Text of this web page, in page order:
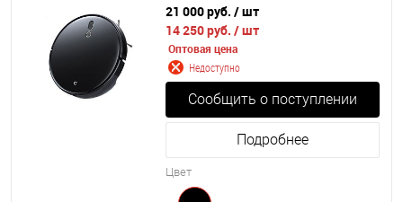
21 000 руб. / шт
14 250 руб. / шт
Оптовая цена
Недоступно
Сообщить о поступлении
Подробнее
Цвет